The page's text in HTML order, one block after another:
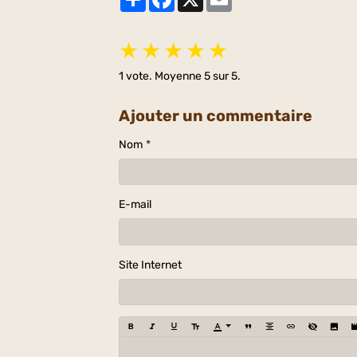
★ ★ ★ ★ ★
1 vote. Moyenne5sur 5.
Ajouter un commentaire
Nom
E-mail
Site Internet